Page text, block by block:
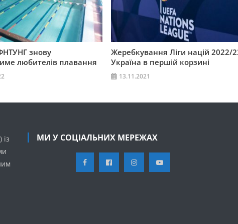
знову
любителів плавання
Жеребкування Ліги націй 2022/
Україна в першій корзині
13.11.2021
МИ У СОЦІАЛЬНИХ МЕРЕЖАХ